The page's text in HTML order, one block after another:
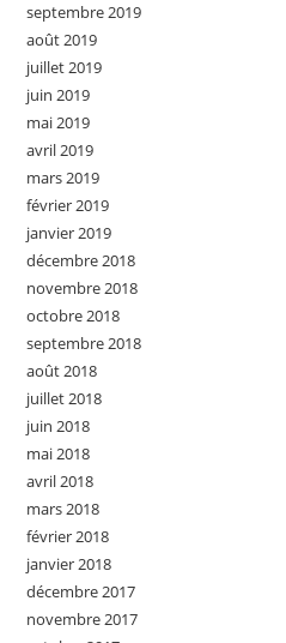
septembre 2019
août 2019
juillet 2019
juin 2019
mai 2019
avril 2019
mars 2019
février 2019
janvier 2019
décembre 2018
novembre 2018
octobre 2018
septembre 2018
août 2018
juillet 2018
juin 2018
mai 2018
avril 2018
mars 2018
février 2018
janvier 2018
décembre 2017
novembre 2017